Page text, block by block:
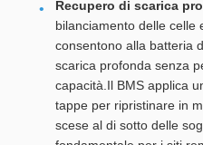
Recupero di scarica
bilanciamento delle celle
consentono alla batteria
scarica profonda senza
capacità.Il BMS applica
tappe per ripristinare in
scese al di sotto delle